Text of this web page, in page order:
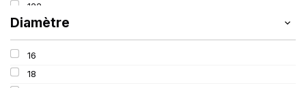
122
125
127
127/127
131/131
Diamètre
16
18